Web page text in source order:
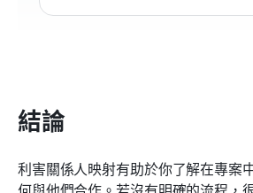
結論
利害關係人映射有助於你了解在專案